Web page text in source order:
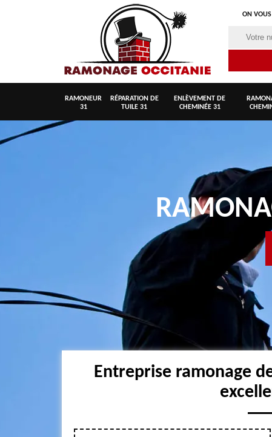
ON VOUS
RAMONEUR
31
RÉPARATION DE
TUILE 31
ENLÈVEMENT DE
CHEMINÉE 31
Entreprise ramonage